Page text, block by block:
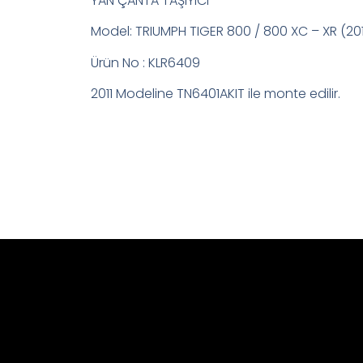
Model: TRIUMPH TIGER 800 / 800 XC – XR
Ürün No : KLR6409
2011 Modeline TN6401AKIT ile monte edilir.